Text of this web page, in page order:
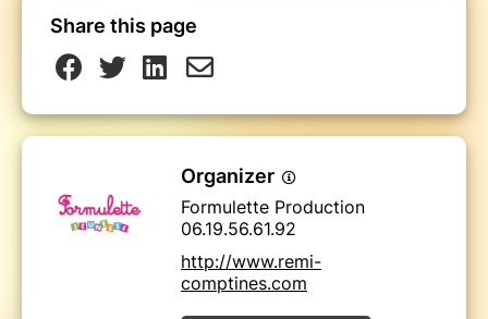
Share this page
Organizer
Formulette Production
06.19.56.61.92
http://www.remi-
comptines.com